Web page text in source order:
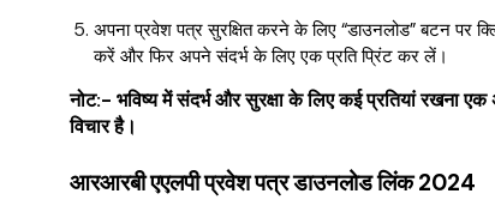
अपना प्रवेश पत्र सुरक्षित करने के लिए “डाउनलोड” बटन पर
करें और फिर अपने संदर्भ के लिए एक प्रति प्रिंट कर लें।
नोट:- भविष्य में संदर्भ और सुरक्षा के लिए कई प्रतियां रखना एक
विचार है।
आरआरबी एएलपी प्रवेश पत्र डाउनलोड लिंक 2024